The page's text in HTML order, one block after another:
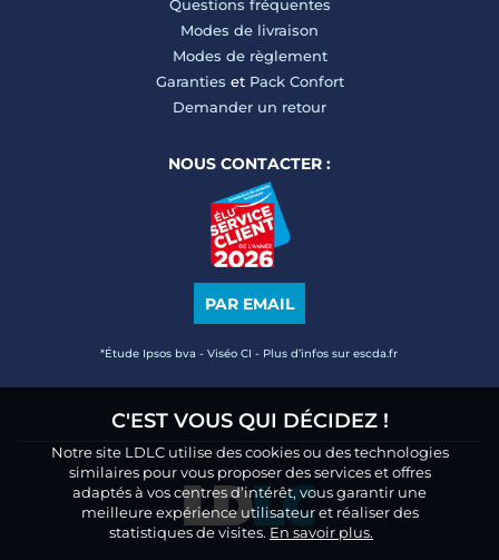
Questions fréquentes
Modes de livraison
Modes de règlement
Garanties et Pack Confort
Demander un retour
NOUS CONTACTER :
PAR EMAIL
*Étude Ipsos bva - Viséo CI - Plus d’infos sur escda.fr
C'EST VOUS QUI DÉCIDEZ !
Notre site LDLC utilise des cookies ou des technologies
similaires pour vous proposer des services et offres
adaptés à vos centres d’intérêt, vous garantir une
meilleure expérience utilisateur et réaliser des
statistiques de visites. En savoir plus.